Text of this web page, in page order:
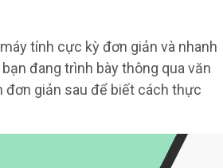
tính cực kỳ đơn giản và nhanh
đang trình bày thông qua văn
đơn giản sau để biết cách thực